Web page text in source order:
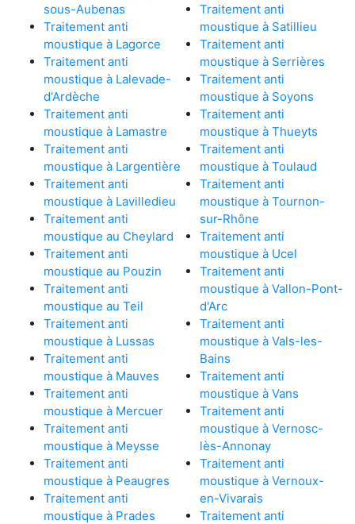
sous-Aubenas
Traitement anti
moustique à Lagorce
Traitement anti
moustique à Lalevade-
d'Ardèche
Traitement anti
moustique à Lamastre
Traitement anti
moustique à Largentière
Traitement anti
moustique à Lavilledieu
Traitement anti
moustique au Cheylard
Traitement anti
moustique au Pouzin
Traitement anti
moustique au Teil
Traitement anti
moustique à Lussas
Traitement anti
moustique à Mauves
Traitement anti
moustique à Mercuer
Traitement anti
moustique à Meysse
Traitement anti
moustique à Peaugres
Traitement anti
moustique à Prades
Traitement anti
moustique à Satillieu
Traitement anti
moustique à Serrières
Traitement anti
moustique à Soyons
Traitement anti
moustique à Thueyts
Traitement anti
moustique à Toulaud
Traitement anti
moustique à Tournon-
sur-Rhône
Traitement anti
moustique à Ucel
Traitement anti
moustique à Vallon-Pont-
d'Arc
Traitement anti
moustique à Vals-les-
Bains
Traitement anti
moustique à Vans
Traitement anti
moustique à Vernosc-
lès-Annonay
Traitement anti
moustique à Vernoux-
en-Vivarais
Traitement anti